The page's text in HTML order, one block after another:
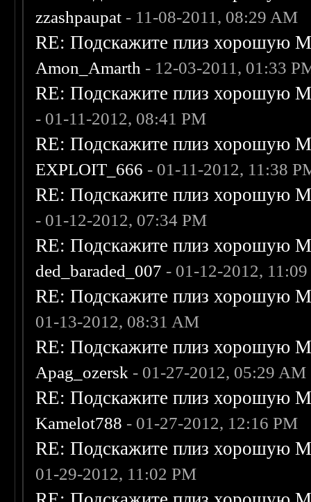
zzashpaupat - 11-08-2011, 08:29 AM
RE: Подскажите плиз хорошую
Amon_Amarth - 12-03-2011, 01:33
RE: Подскажите плиз хорошую
- 01-11-2012, 08:41 PM
RE: Подскажите плиз хорошую
EXPLOIT_666 - 01-11-2012, 11:38
RE: Подскажите плиз хорошую
- 01-12-2012, 07:34 PM
RE: Подскажите плиз хорошую
ded_baraded_007 - 01-12-2012,
RE: Подскажите плиз хорошую
01-13-2012, 08:31 AM
RE: Подскажите плиз хорошую
Apag_ozersk - 01-27-2012, 05:29 AM
RE: Подскажите плиз хорошую
Kamelot788 - 01-27-2012, 12:16 PM
RE: Подскажите плиз хорошую
01-29-2012, 11:02 PM